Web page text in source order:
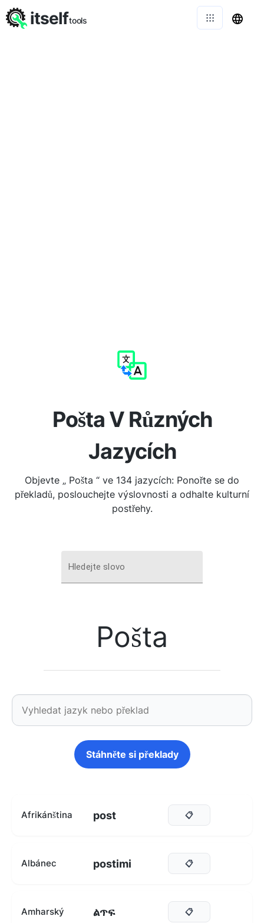
Pošta V Různých
Jazycích
Objevte „ Pošta “ ve 134 jazycích: Ponořte se do
překladů, poslouchejte výslovnosti a odhalte kulturní
postřehy.
Hledejte slovo
Pošta
Stáhněte si překlady
Afrikánština post 📋
Albánec postimi 📋
Amharský ልጥፍ 📋
itselftools